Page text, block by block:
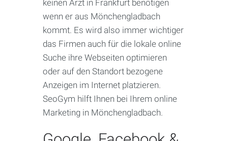
keinen Arzt in Frankfurt benötigen
wenn er aus Mönchengladbach
kommt. Es wird also immer wichtiger
das Firmen auch für die lokale online
Suche ihre Webseiten optimieren
oder auf den Standort bezogene
Anzeigen im Internet platzieren.
SeoGym hilft Ihnen bei Ihrem online
Marketing in Mönchengladbach.